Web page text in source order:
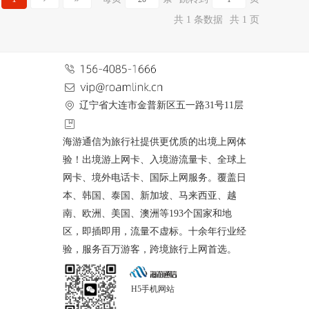
共 1 条数据
共 1 页
辽宁省大连市金普新区五一路31号11层
海游通信为旅行社提供更优质的出境上网体
验！出境游上网卡、入境游流量卡、全球上
网卡、境外电话卡、国际上网服务。覆盖日
本、韩国、泰国、新加坡、马来西亚、越
南、欧洲、美国、澳洲等193个国家和地
区，即插即用，流量不虚标。十余年行业经
验，服务百万游客，跨境旅行上网首选。
H5手机网站